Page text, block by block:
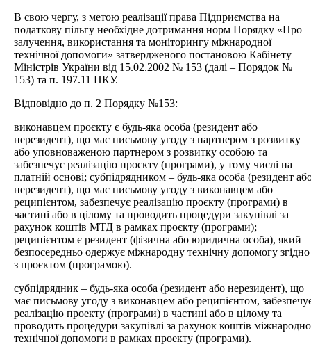
В свою чергу, з метою реалізації права Підприємства на
податкову пільгу необхідне дотримання норм Порядку «Про
залучення, використання та моніторингу міжнародної
технічної допомоги» затвердженого постановою Кабінету
Міністрів України від 15.02.2002 № 153 (далі – Порядок №
153) та п. 197.11 ПКУ.
Відповідно до п. 2 Порядку №153:
виконавцем проєкту є будь-яка особа (резидент або
нерезидент), що має письмову угоду з партнером з розвитку
або уповноваженою партнером з розвитку особою та
забезпечує реалізацію проєкту (програми), у тому числі на
платній основі; субпідрядником – будь-яка особа (резидент
нерезидент), що має письмову угоду з виконавцем або
реципієнтом, забезпечує реалізацію проєкту (програми) в
частині або в цілому та проводить процедури закупівлі за
рахунок коштів МТД в рамках проєкту (програми);
реципієнтом є резидент (фізична або юридична особа), який
безпосередньо одержує міжнародну технічну допомогу згідно
з проєктом (програмою).
субпідрядник – будь-яка особа (резидент або нерезидент), що
має письмову угоду з виконавцем або реципієнтом,
реалізацію проекту (програми) в частині або в цілому та
проводить процедури закупівлі за рахунок коштів
технічної допомоги в рамках проекту (програми).